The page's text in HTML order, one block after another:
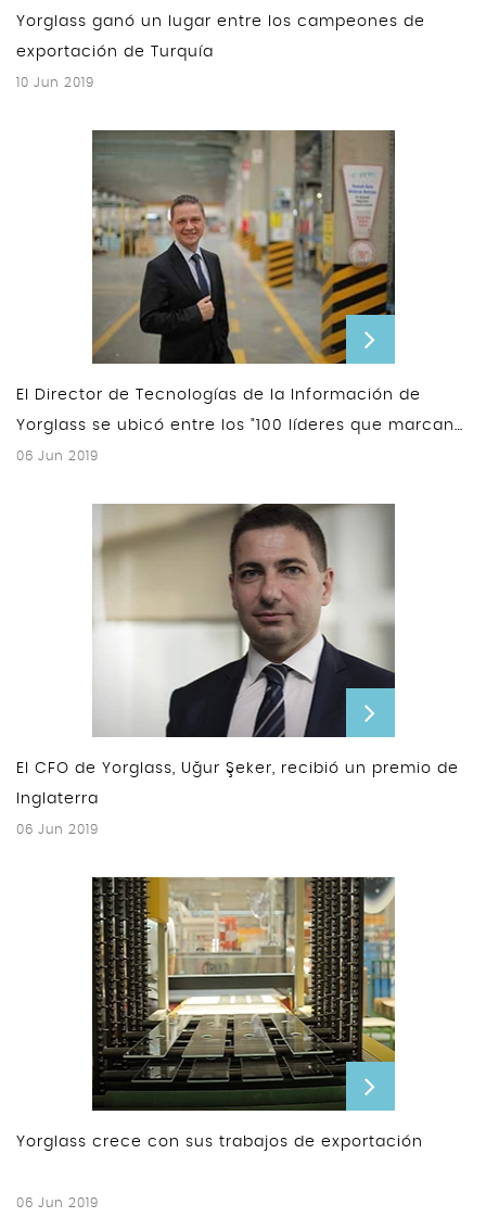
Yorglass ganó un lugar entre los campeones de
exportación de Turquía
10 Jun 2019
El Director de Tecnologías de la Información de
Yorglass se ubicó entre los "100 líderes que marcan
la diferencia"
06 Jun 2019
El CFO de Yorglass, Uğur Şeker, recibió un premio de
Inglaterra
06 Jun 2019
Yorglass crece con sus trabajos de exportación
06 Jun 2019